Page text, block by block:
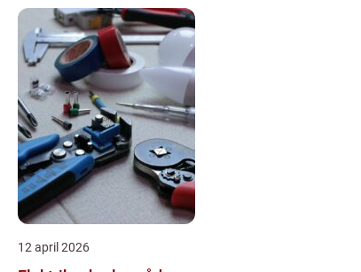
12 april 2026